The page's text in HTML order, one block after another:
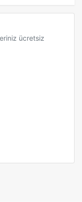
ücretsiz